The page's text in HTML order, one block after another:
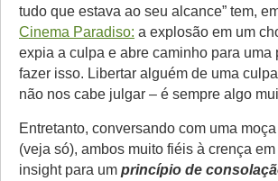
tudo que estava ao seu alcance” tem,
Cinema Paradiso: a explosão em um
expia a culpa e abre caminho para
fazer isso. Libertar alguém de uma
não nos cabe julgar – é sempre algo
Entretanto, conversando com uma
(veja só), ambos muito fiéis à crença
insight para um princípio de